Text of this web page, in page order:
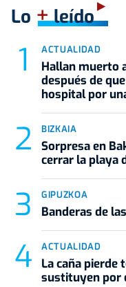
Lo +leído
ACTUALIDAD
Hallan muerto
después de
hospital por
BIZKAIA
Sorpresa en
cerrar la playa
GIPUZKOA
Banderas de
ACTUALIDAD
La caña pierde
sustituyen por